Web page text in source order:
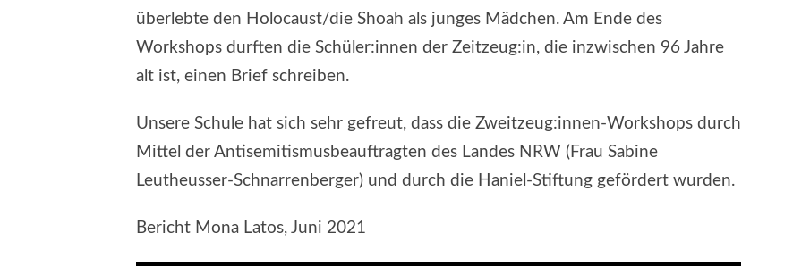
überlebte den Holocaust/die Shoah als junges Mädchen. Am Ende des
Workshops durften die Schüler:innen der Zeitzeug:in, die inzwischen 96 Jahre
alt ist, einen Brief schreiben.
Unsere Schule hat sich sehr gefreut, dass die Zweitzeug:innen-Workshops durch
Mittel der Antisemitismusbeauftragten des Landes NRW (Frau Sabine
Leutheusser-Schnarrenberger) und durch die Haniel-Stiftung gefördert wurden.
Bericht Mona Latos, Juni 2021